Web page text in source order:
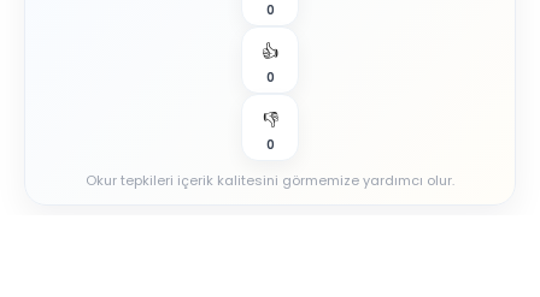
0
👍
0
👎
0
Okur tepkileri içerik kalitesini görmemize yardımcı olur.